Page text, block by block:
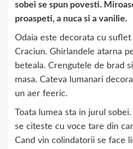
sobei se spun povesti.
proaspeti, a nuca si a vanilie.
Odaia este decorata cu
Craciun. Ghirlandele atarna
beteala. Crengutele de brad
masa. Cateva lumanari
un aer feeric.
Toata lumea sta in jurul
se citeste cu voce tare din
Cand vin colindatorii se face